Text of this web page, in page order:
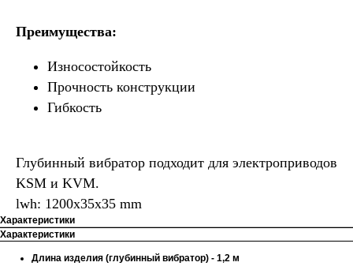
Преимущества:
Износостойкость
Прочность конструкции
Гибкость
Глубинный вибратор подходит для электроприводов
KSM и KVM.
lwh: 1200x35x35 mm
Характеристики
Характеристики
Длина изделия (глубинный вибратор) - 1,2 м